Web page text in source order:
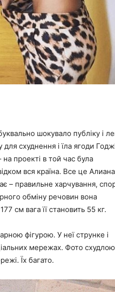
шокувало публіку і
схуднення і їла ягоди
проекті в той час була
вся країна. Все це
– правильне харчування,
обміну речовин вона
см вага її становить 55 кг.
фігурою. У неї струнке і
мережах. Фото схудлою
Їх багато.